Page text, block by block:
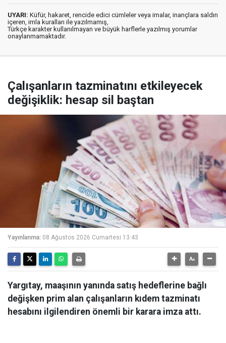
UYARI: Küfür, hakaret, rencide edici cümleler veya imalar, inançlara saldırı
içeren, imla kuralları ile yazılmamış,
Türkçe karakter kullanılmayan ve büyük harflerle yazılmış yorumlar
onaylanmamaktadır.
Çalışanların tazminatını etkileyecek
değişiklik: hesap sil baştan
Yayınlanma: 08 Ağustos 2026 Cumartesi 13:43
Yargıtay, maaşının yanında satış hedeflerine bağlı
değişken prim alan çalışanların kıdem tazminatı
hesabını ilgilendiren önemli bir karara imza attı.